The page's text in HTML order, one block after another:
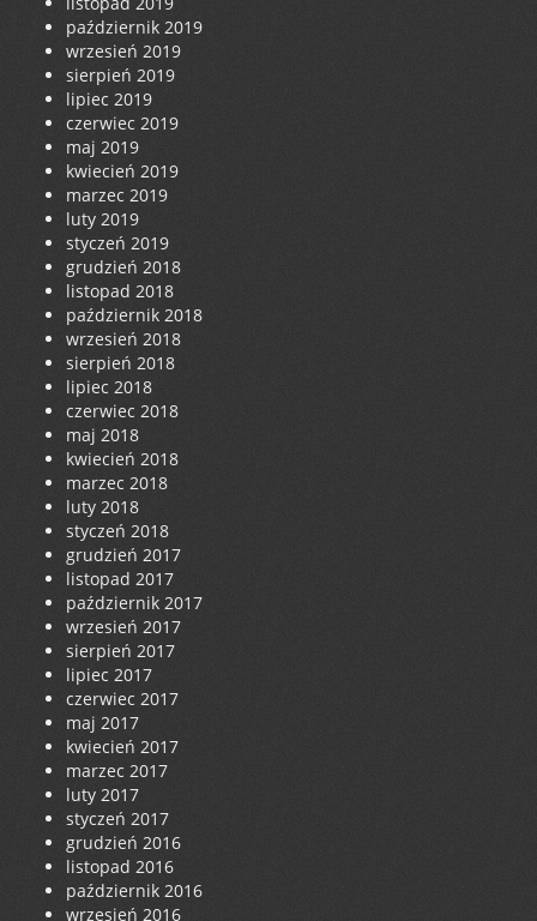
październik 2019
wrzesień 2019
sierpień 2019
lipiec 2019
czerwiec 2019
maj 2019
kwiecień 2019
marzec 2019
luty 2019
styczeń 2019
grudzień 2018
listopad 2018
październik 2018
wrzesień 2018
sierpień 2018
lipiec 2018
czerwiec 2018
maj 2018
kwiecień 2018
marzec 2018
luty 2018
styczeń 2018
grudzień 2017
listopad 2017
październik 2017
wrzesień 2017
sierpień 2017
lipiec 2017
czerwiec 2017
maj 2017
kwiecień 2017
marzec 2017
luty 2017
styczeń 2017
grudzień 2016
listopad 2016
październik 2016
wrzesień 2016